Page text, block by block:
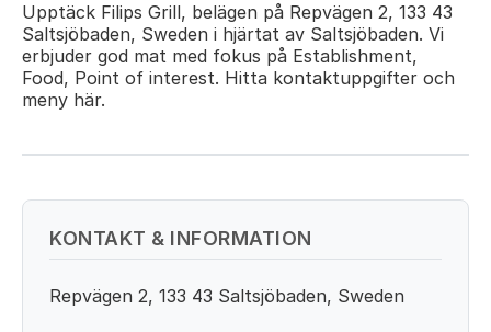
Upptäck Filips Grill, belägen på Repvägen 2, 133 43
Saltsjöbaden, Sweden i hjärtat av Saltsjöbaden. Vi
erbjuder god mat med fokus på Establishment,
Food, Point of interest. Hitta kontaktuppgifter och
meny här.
KONTAKT & INFORMATION
Repvägen 2, 133 43 Saltsjöbaden, Sweden